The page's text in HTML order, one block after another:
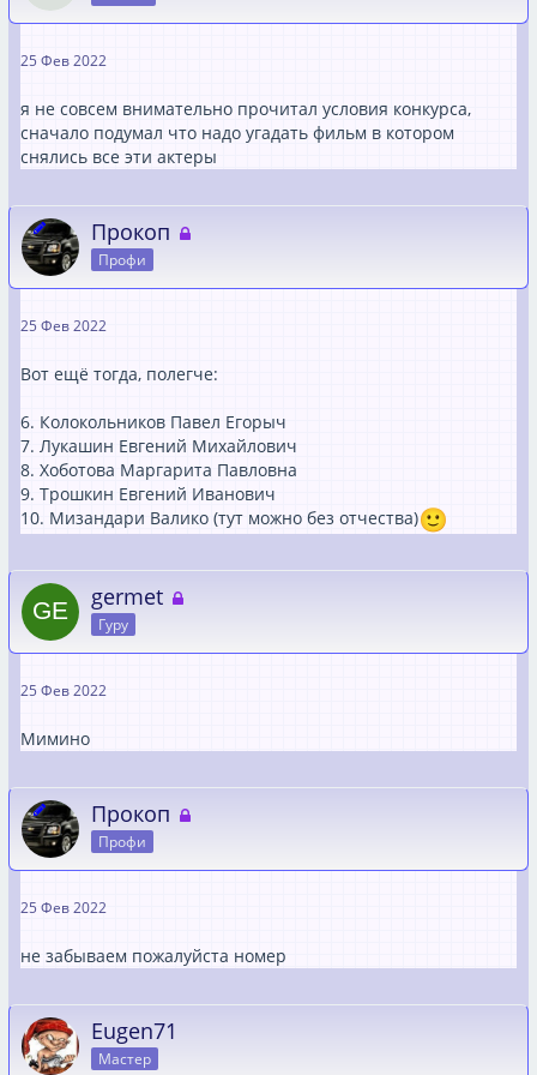
25 Фев 2022
я не совсем внимательно прочитал условия конкурса,
сначало подумал что надо угaдать фильм в котором
снялись все эти актеры
Прокоп
Профи
25 Фев 2022
Вот ещё тогда, полегче:
6. Колокольников Павел Егорыч
7. Лукашин Евгений Михайлович
8. Хоботова Маргарита Павловна
9. Трошкин Евгений Иванович
10. Мизандари Валико (тут можно без отчества)
germet
Гуру
25 Фев 2022
Мимино
Прокоп
Профи
25 Фев 2022
не забываем пожалуйста номер
Eugen71
Мастер